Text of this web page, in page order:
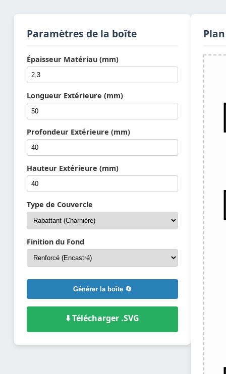
Paramètres de la boîte
Épaisseur Matériau (mm)
Longueur Extérieure (mm)
Profondeur Extérieure (mm)
Hauteur Extérieure (mm)
Type de Couvercle
Finition du Fond
Générer la boîte 🔄
⬇️ Télécharger .SVG